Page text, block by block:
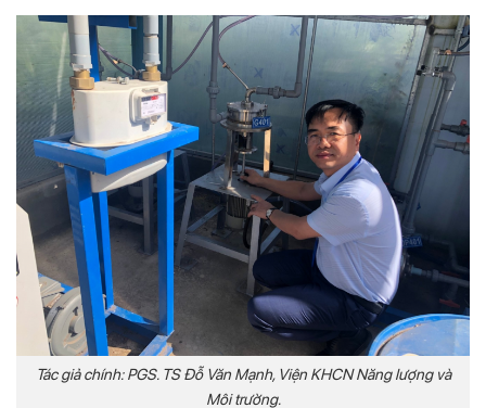
Tác giả chính: PGS. TS Đỗ Văn Mạnh, Viện KHCN Năng lượng và
Môi trường.